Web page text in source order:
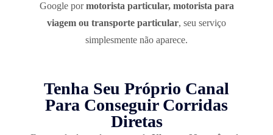
Google pormotorista particular, motorista para
viagem ou transporte particular, seu serviço
simplesmente não aparece.
Tenha Seu Próprio Canal
Para Conseguir Corridas
Diretas